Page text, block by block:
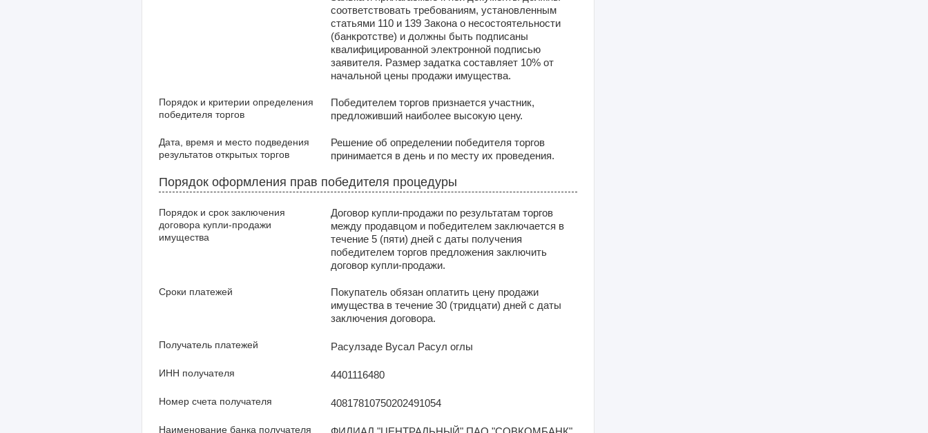
соответствовать требованиям, установленным
статьями 110 и 139 Закона о несостоятельности
(банкротстве) и должны быть подписаны
квалифицированной электронной подписью
заявителя. Размер задатка составляет 10% от
начальной цены продажи имущества.
Порядок и критерии определения
победителя торгов
Победителем торгов признается участник,
предложивший наиболее высокую цену.
Дата, время и место подведения
результатов открытых торгов
Решение об определении победителя торгов
принимается в день и по месту их проведения.
Порядок оформления прав победителя процедуры
Порядок и срок заключения
договора купли-продажи
имущества
Договор купли-продажи по результатам торгов
между продавцом и победителем заключается в
течение 5 (пяти) дней с даты получения
победителем торгов предложения заключить
договор купли-продажи.
Сроки платежей
Покупатель обязан оплатить цену продажи
имущества в течение 30 (тридцати) дней с даты
заключения договора.
Получатель платежей Расулзаде Вусал Расул оглы
ИНН получателя 4401116480
Номер счета получателя 40817810750202491054
Наименование банка получателя